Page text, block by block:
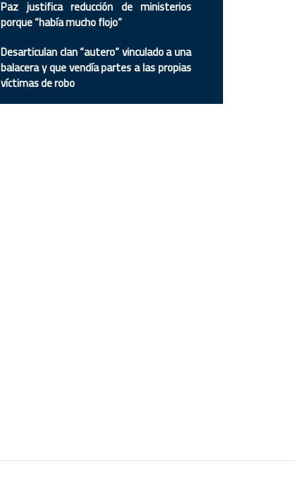
Paz justifica reducción de ministerios
porque “había mucho flojo”
Desarticulan clan “autero” vinculado a una
balacera y que vendía partes a las propias
víctimas de robo